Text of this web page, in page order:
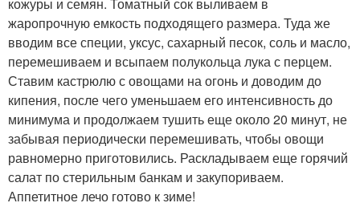
кожуры и семян. Томатный сок выливаем в
жаропрочную емкость подходящего размера. Туда же
вводим все специи, уксус, сахарный песок, соль и масло,
перемешиваем и всыпаем полукольца лука с перцем.
Ставим кастрюлю с овощами на огонь и доводим до
кипения, после чего уменьшаем его интенсивность до
минимума и продолжаем тушить еще около 20 минут, не
забывая периодически перемешивать, чтобы овощи
равномерно приготовились. Раскладываем еще горячий
салат по стерильным банкам и закупориваем.
Аппетитное лечо готово к зиме!